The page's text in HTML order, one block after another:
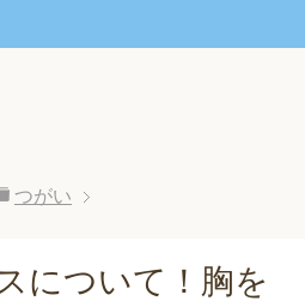
つがい
について！胸を